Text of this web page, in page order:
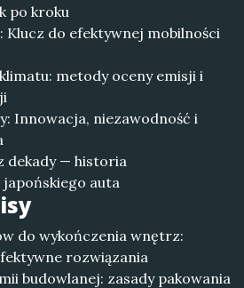
po kroku
Klucz do efektywnej mobilności
metody oceny emisji i
Innowacja, niezawodność i
dekady — historia
auta
do wykończenia wnętrz:
rozwiązania
budowlanej: zasady pakowania